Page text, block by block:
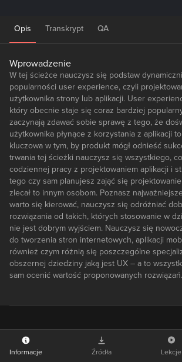
Opis Transkrypt QA
Wprowadzenie
W tej ścieżce nauczysz się podstaw
popularności user experience, czyli
użytkownika strony lub aplikacji. User
który obecnie staje się coraz bardziej
zaczynają zdawać sobie sprawę z tego, że
użytkownika płynące z korzystania z aplikacji
kluczowa w tym, by produkt mógł odnieść
trwania tej ścieżki nauczysz się wszystkiego,
codziennej pracy z projektowaniem aplikacji i
tego czy sam planujesz zająć się
zlecał to innym osobom. Poznasz
warto się kierować, nauczysz się odróżniać
rozwiązania od takich, których stosowanie w
nie jest dobrym wyjściem. Nauczysz się
do tworzenia stron internetowych, aplikacji
również czym różnią się poszczególne
obszernej dziedziny jaką jest UX – a to
sam ocenić wartość proponowanych rozwiązań.
Informacje Źródła Lekcje